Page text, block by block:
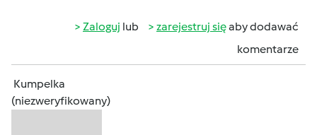
Zaloguj lub zarejestruj sięaby dodawać
komentarze
Kumpelka
(niezweryfikowany)